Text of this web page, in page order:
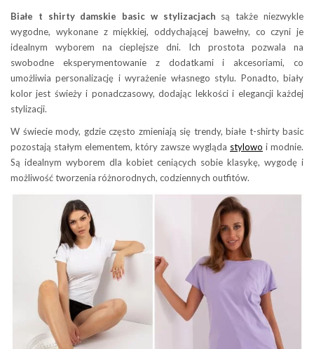
Białe t shirty damskie basic w stylizacjach są także niezwykle
wygodne, wykonane z miękkiej, oddychającej bawełny, co czyni je
idealnym wyborem na cieplejsze dni. Ich prostota pozwala na
swobodne eksperymentowanie z dodatkami i akcesoriami, co
umożliwia personalizację i wyrażenie własnego stylu. Ponadto, biały
kolor jest świeży i ponadczasowy, dodając lekkości i elegancji każdej
stylizacji.
W świecie mody, gdzie często zmieniają się trendy, białe t-shirty basic
pozostają stałym elementem, który zawsze wygląda stylowo i modnie.
Są idealnym wyborem dla kobiet ceniących sobie klasykę, wygodę i
możliwość tworzenia różnorodnych, codziennych outfitów.